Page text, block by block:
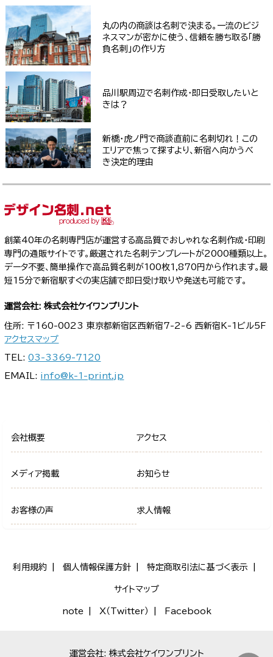
丸の内の商談は名刺で決まる。一流のビジ
ネスマンが密かに使う、信頼を勝ち取る「勝
負名刺」の作り方
品川駅周辺で名刺作成・即日受取したいと
きは？
新橋・虎ノ門で商談直前に名刺切れ！この
エリアで焦って探すより、新宿へ向かうべ
き決定的理由
創業40年の名刺専門店が運営する高品質でおしゃれな名刺作成・印刷
専門の通販サイトです。厳選された名刺テンプレートが2000種類以上。
データ不要、簡単操作で高品質名刺が100枚1,870円から作れます。最
短15分で新宿駅すぐの実店舗で即日受け取りや発送も可能です。
運営会社: 株式会社ケイワンプリント
住所: 〒160-0023 東京都新宿区西新宿7-2-6 西新宿K-1ビル5F
アクセスマップ
TEL:03-3369-7120
EMAIL: info@k-1-print.jp
会社概要 アクセス
メディア掲載 お知らせ
お客様の声 求人情報
利用規約 個人情報保護方針 特定商取引法に基づく表示
サイトマップ
note X（Twitter） Facebook
運営会社: 株式会社ケイワンプリント